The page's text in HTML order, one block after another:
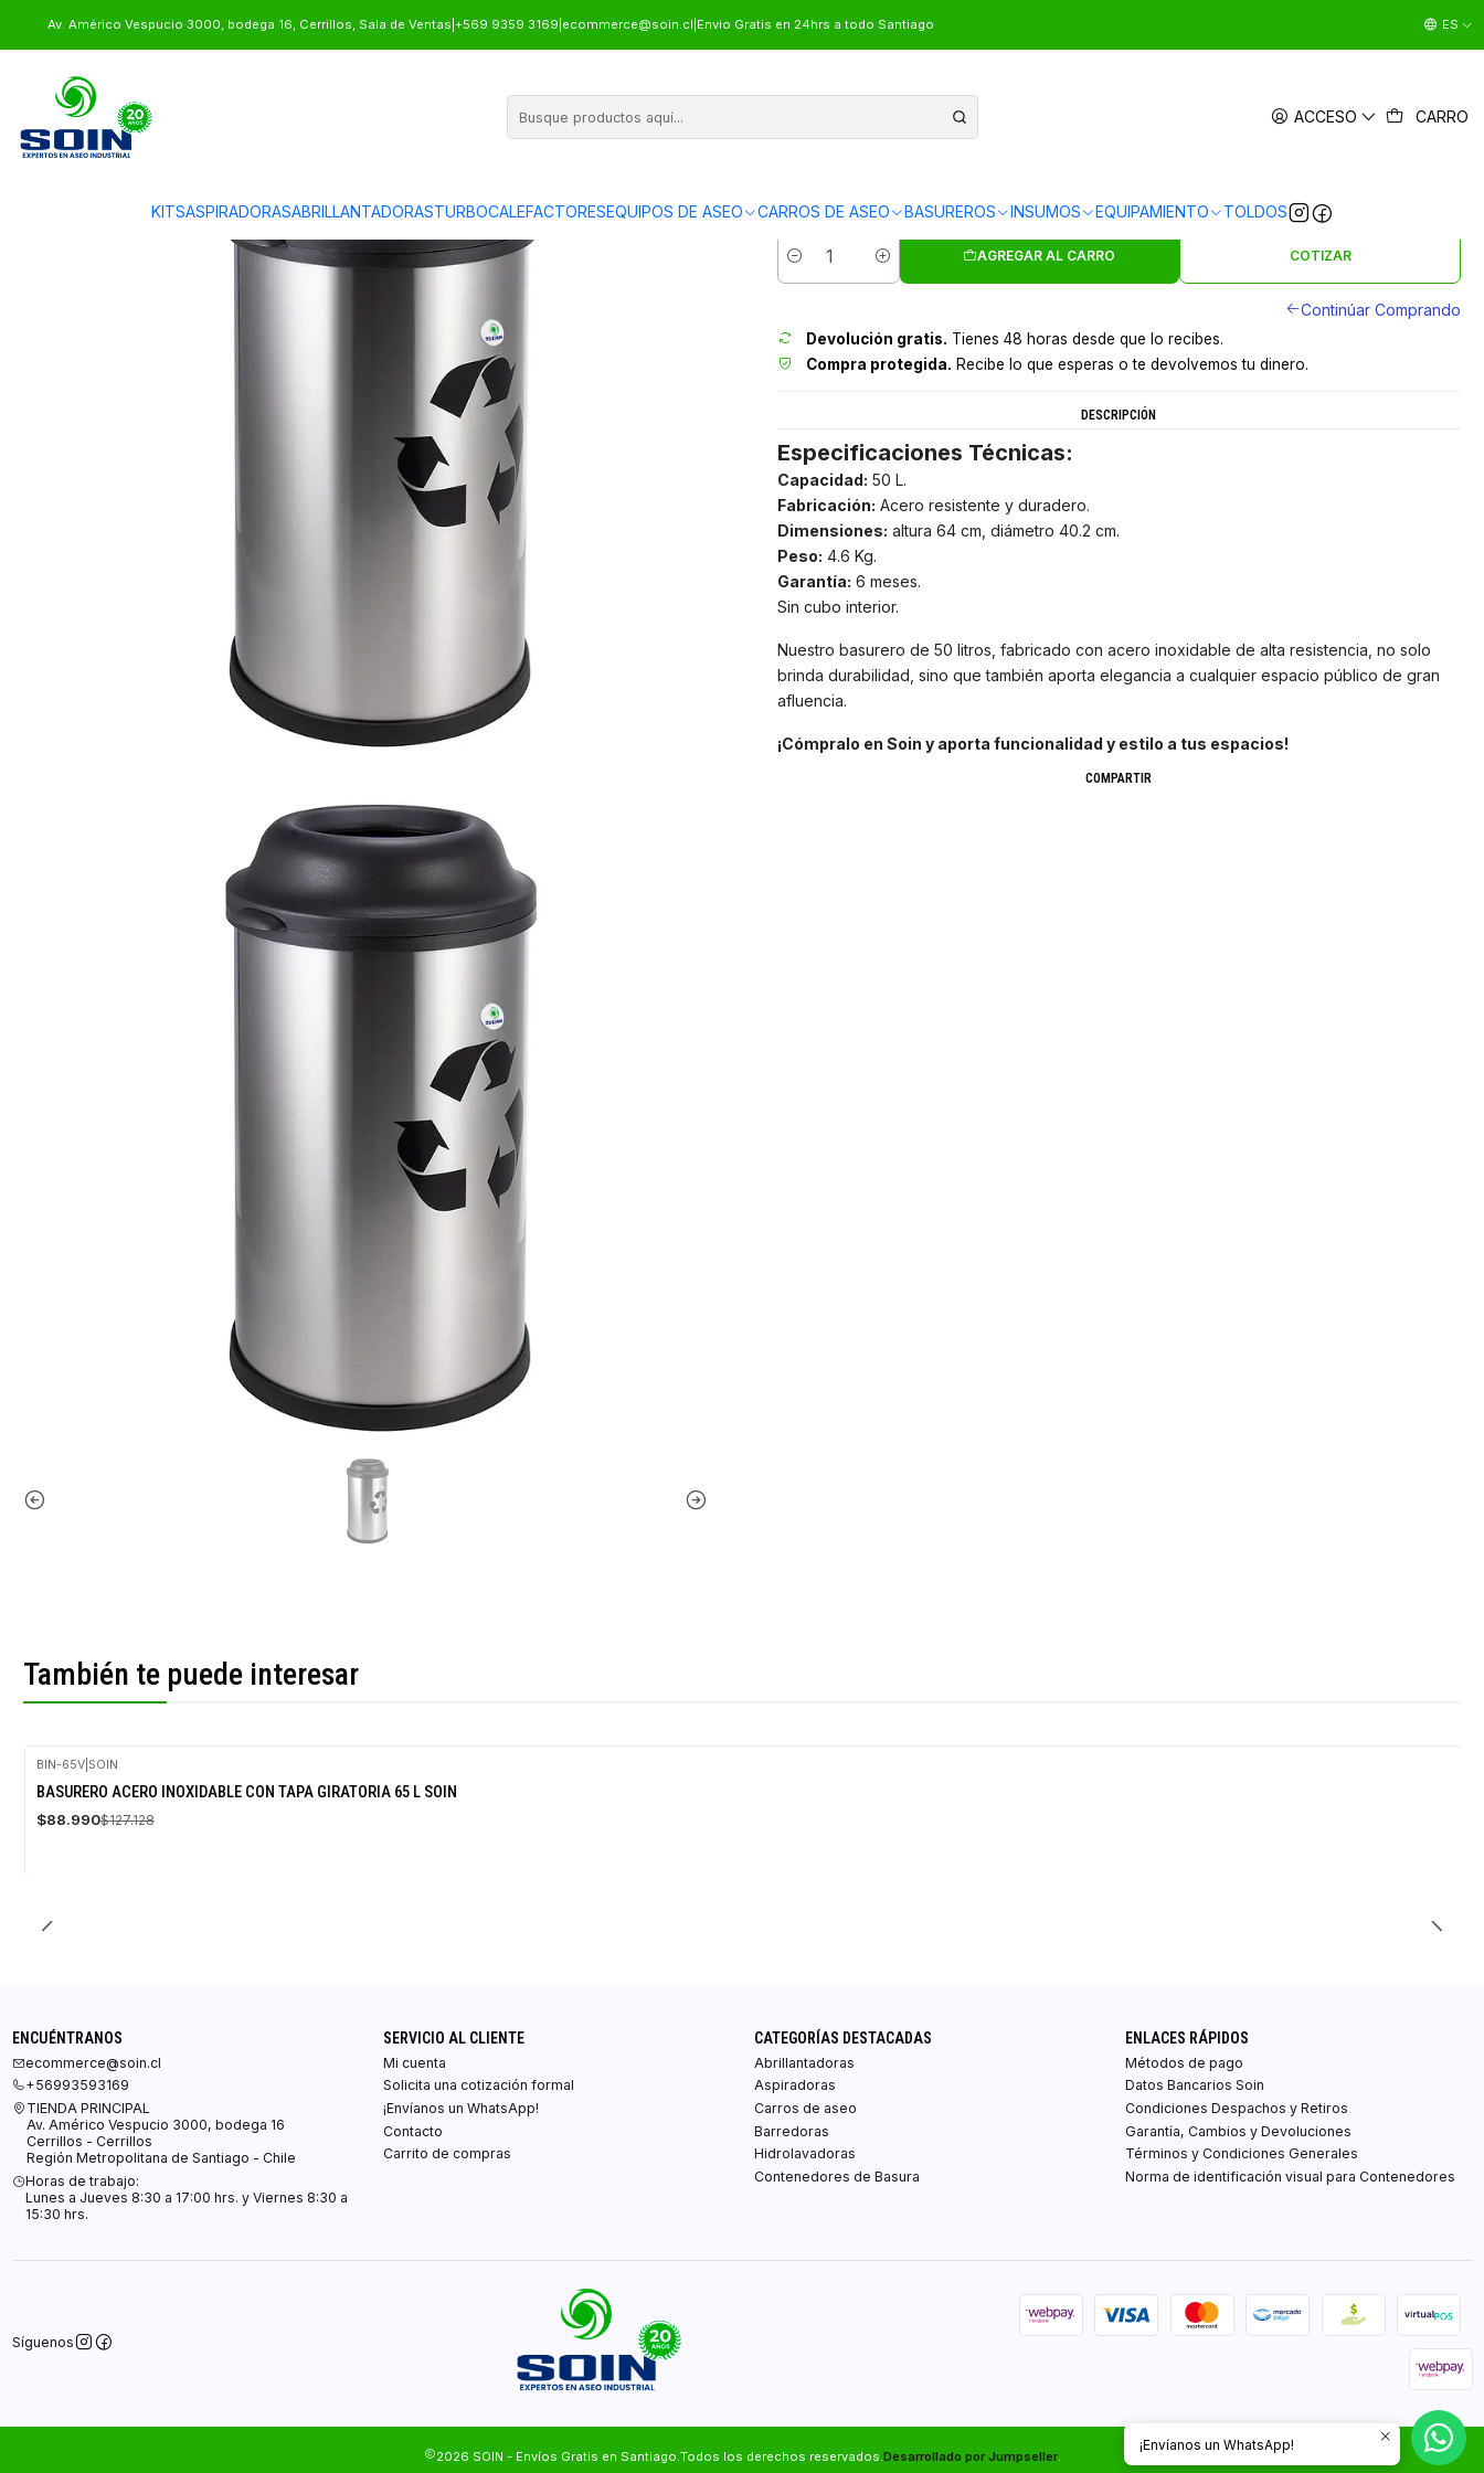
ACCESO CARRO
KITSASPIRADORASABRILLANTADORASTURBOCALEFACTORESEQUIPOS DE ASEO CARROS DE ASEO BASUREROS INSUMOS EQUIPAMIENTO TOLDOS
Av. Américo Vespucio 3000, bodega 16, Cerrillos, Sala de Ventas +569 9359 3169 ecommerce@soin.cl Envio Gratis en 24hrs a todo Santiago ES
Inicio BASUREROS BASUREROS DE ACERO BASURERO ACERO INOXIDABLE 50 L SOIN
BASURERO ACERO INOXIDABLE 50 L SOIN
Envíos gratis en 24 hrs en Santiagoy a provincias por pagar
Cantidad
AGREGAR AL CARRO COTIZAR
Continúar Comprando
Devolución gratis. Tienes 48 horas desde que lo recibes.
Compra protegida. Recibe lo que esperas o te devolvemos tu dinero.
DESCRIPCIÓN
Especificaciones Técnicas:
Capacidad: 50 L.
Fabricación: Acero resistente y duradero.
Dimensiones: altura 64 cm, diámetro 40.2 cm.
Peso: 4.6 Kg.
Garantía: 6 meses.
Sin cubo interior.
Nuestro basurero de 50 litros, fabricado con acero inoxidable de alta resistencia, no solo
brinda durabilidad, sino que también aporta elegancia a cualquier espacio público de gran
afluencia.
¡Cómpralo en Soin y aporta funcionalidad y estilo a tus espacios!
COMPARTIR
También te puede interesar
-30%
OFF
BIN-65V| SOIN
BASURERO ACERO INOXIDABLE CON TAPA GIRATORIA 65 L SOIN
$88.990$127.128
ENCUÉNTRANOS
ecommerce@soin.cl
+56993593169
TIENDA PRINCIPAL
Av. Américo Vespucio 3000, bodega 16
Cerrillos - Cerrillos
Región Metropolitana de Santiago - Chile
Horas de trabajo:
Lunes a Jueves 8:30 a 17:00 hrs. y Viernes 8:30 a
15:30 hrs.
SERVICIO AL CLIENTE
Mi cuenta
Solicita una cotización formal
¡Envíanos un WhatsApp!
Contacto
Carrito de compras
CATEGORÍAS DESTACADAS
Abrillantadoras
Aspiradoras
Carros de aseo
Barredoras
Hidrolavadoras
Contenedores de Basura
ENLACES RÁPIDOS
Métodos de pago
Datos Bancarios Soin
Condiciones Despachos y Retiros
Garantía, Cambios y Devoluciones
Términos y Condiciones Generales
Norma de identificación visual para Contenedores
Síguenos
2026 SOIN - Envíos Gratis en Santiago.Todos los derechos reservados. Desarrollado por Jumpseller.
¡Envíanos un WhatsApp!